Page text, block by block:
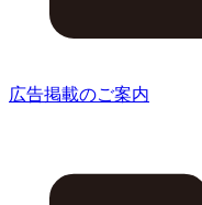
広告掲載のご案内